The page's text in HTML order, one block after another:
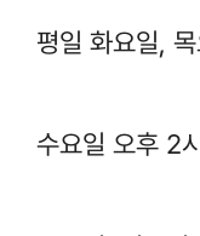
평일 화요일,
수요일 오후 2